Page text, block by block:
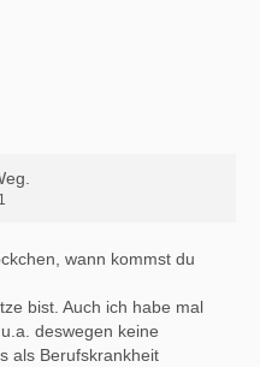
wann kommst du
bist. Auch ich habe mal
deswegen keine
als Berufskrankheit